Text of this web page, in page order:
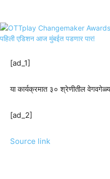
[ad_1]
या कार्यक्रमात ३० श्रेणीतील
[ad_2]
Source link